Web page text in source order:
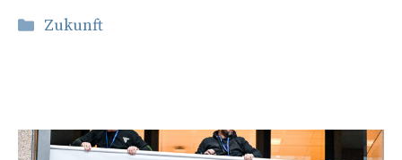
Kategorien
Zukunft